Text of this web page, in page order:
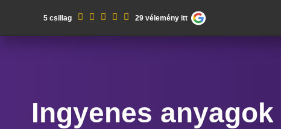
tartalomba
5 csillag 29 vélemény itt
Ingyenes anyagok